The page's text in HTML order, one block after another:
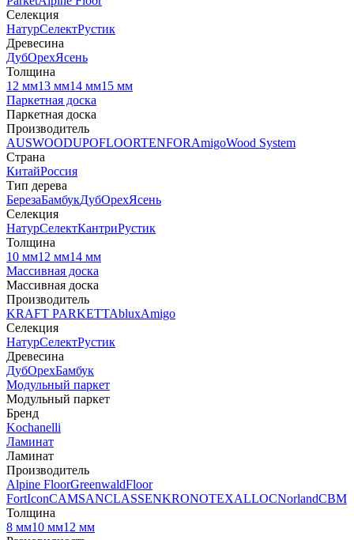
Селекция
НатурСелектРустик
Древесина
ДубОрехЯсень
Толщина
12 мм13 мм14 мм15 мм
Паркетная доска
Паркетная доска
Производитель
AUSWOODUPOFLOORTENFORAmigoWood System
Страна
КитайРоссия
Тип дерева
БерезаБамбукДубОрехЯсень
Селекция
НатурСелектКантриРустик
Толщина
10 мм12 мм14 мм
Массивная доска
Массивная доска
Производитель
KRAFT PARKETTAbluxAmigo
Селекция
НатурСелектРустик
Древесина
ДубОрехБамбук
Модульный паркет
Модульный паркет
Бренд
Kochanelli
Ламинат
Ламинат
Производитель
Alpine FloorGreenwaldFloor
FortIconCAMSANCLASSENKRONOTEXALLOCNorlandCBM
Толщина
8 мм10 мм12 мм